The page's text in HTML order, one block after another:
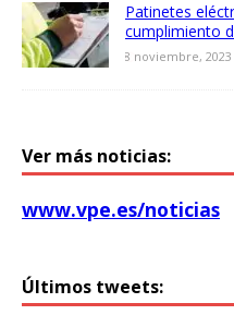
Patinetes
cumplimiento
8 noviembre, 2023
Ver más noticias:
www.vpe.es/noticias
Últimos tweets: